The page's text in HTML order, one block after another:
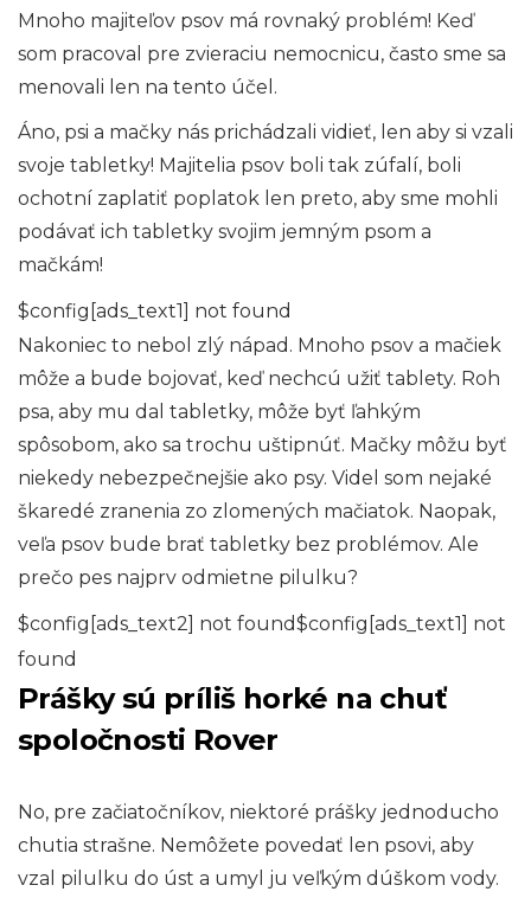
Mnoho majiteľov psov má rovnaký problém! Keď
som pracoval pre zvieraciu nemocnicu, často sme sa
menovali len na tento účel.
Áno, psi a mačky nás prichádzali vidieť, len aby si vzali
svoje tabletky! Majitelia psov boli tak zúfalí, boli
ochotní zaplatiť poplatok len preto, aby sme mohli
podávať ich tabletky svojim jemným psom a
mačkám!
$config[ads_text1] not found
Nakoniec to nebol zlý nápad. Mnoho psov a mačiek
môže a bude bojovať, keď nechcú užiť tablety. Roh
psa, aby mu dal tabletky, môže byť ľahkým
spôsobom, ako sa trochu uštipnúť. Mačky môžu byť
niekedy nebezpečnejšie ako psy. Videl som nejaké
škaredé zranenia zo zlomených mačiatok. Naopak,
veľa psov bude brať tabletky bez problémov. Ale
prečo pes najprv odmietne pilulku?
$config[ads_text2] not found$config[ads_text1] not
found
Prášky sú príliš horké na chuť
spoločnosti Rover
No, pre začiatočníkov, niektoré prášky jednoducho
chutia strašne. Nemôžete povedať len psovi, aby
vzal pilulku do úst a umyl ju veľkým dúškom vody.